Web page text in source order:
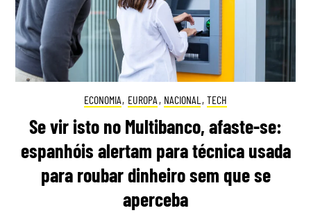
ECONOMIA, EUROPA , NACIONAL , TECH
Se vir isto no Multibanco, afaste-se:
espanhóis alertam para técnica usada
para roubar dinheiro sem que se
aperceba